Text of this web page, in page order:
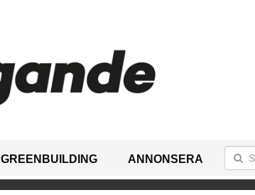
GREENBUILDING ANNONSERA